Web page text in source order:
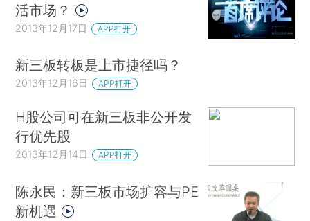
活市场？
2013年12月17日 APP打开
新三板转板是上市捷径吗？
2013年12月16日 APP打开
H股公司可在新三板非公开发
行优先股
2013年12月14日 APP打开
陈永民：新三板市场扩容与PE
新机遇